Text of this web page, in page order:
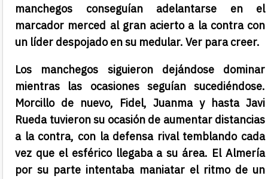
manchegos conseguían adelantarse en el
marcador merced al gran acierto a la contra con
un líder despojado en su medular. Ver para creer.
Los manchegos siguieron dejándose dominar
mientras las ocasiones seguían sucediéndose.
Morcillo de nuevo, Fidel, Juanma y hasta Javi
Rueda tuvieron su ocasión de aumentar distancias
a la contra, con la defensa rival temblando cada
vez que el esférico llegaba a su área. El Almería
por su parte intentaba maniatar el ritmo de un